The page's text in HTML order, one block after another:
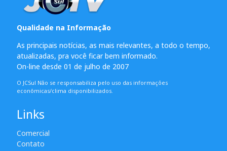
Qualidade na Informação
As principais notícias, as mais relevantes, a todo o tempo,
atualizadas, pra você ficar bem informado.
On-line desde 01 de julho de 2007
O JCSul Não se responsabiliza pelo uso das informações
econômicas/clima disponibilizados.
Links
Comercial
Contato